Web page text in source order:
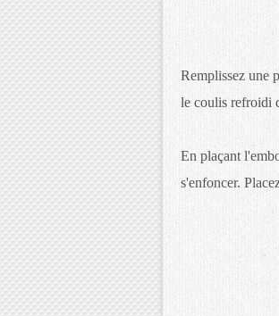
Remplissez une
le coulis refroidi
En plaçant
s'enfoncer.